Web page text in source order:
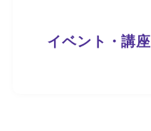
イベント・講座